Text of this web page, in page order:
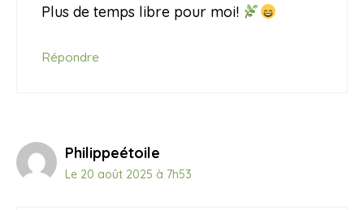
Plus de temps libre pour moi!
Répondre
Philippeétoile
Le 20 août 2025 à 7h53